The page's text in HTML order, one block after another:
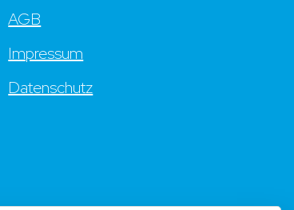
AGB
Impressum
Datenschutz